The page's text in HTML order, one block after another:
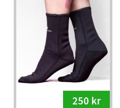
i ull
för torrare kyla –
efter tävling, eller som
en kroppstempererad
naturlig värme vid vinterträning
kajak, cykling, skidåkning
250 kr